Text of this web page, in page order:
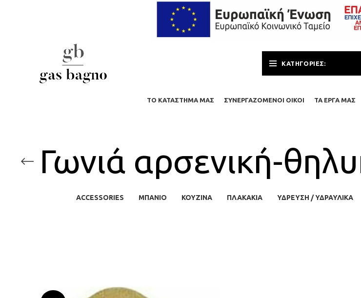
ΚΑΤΗΓΟΡΊΕΣ:
ΤΟ ΚΑΤΆΣΤΗΜΑ ΜΑΣ ΣΥΝΕΡΓΑΖΌΜΕΝΟΙ ΟΊΚΟΙ ΤΑ ΈΡΓΑ ΜΑΣ
Γωνιά αρσενική-
ACCESSORIES ΜΠΆΝΙΟ ΚΟΥΖΙΝΑ ΠΛΑΚΆΚΙΑ ΥΔΡΕΥΣΗ / ΥΔΡΑΥΛΙΚΆ